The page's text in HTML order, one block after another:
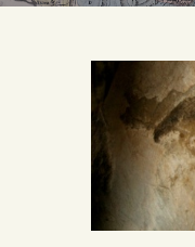
SAREA